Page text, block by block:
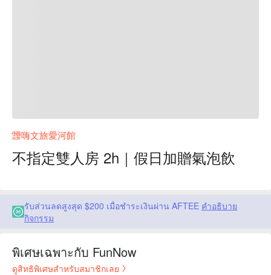
靉嗨文旅愛河館
不指定雙人房 2h｜假日加贈氣泡飲
รับส่วนลดสูงสุด $200 เมื่อชำระเงินผ่าน AFTEE คำอธิบาย
กิจกรรม
พิเศษเฉพาะกับ FunNow
ดูสิทธิพิเศษสำหรับสมาชิกเลย